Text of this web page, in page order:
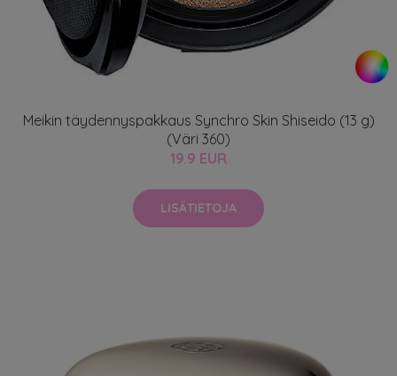
Meikin täydennyspakkaus Synchro Skin Shiseido (13 g)
(Väri 360)
19.9 EUR
LISÄTIETOJA